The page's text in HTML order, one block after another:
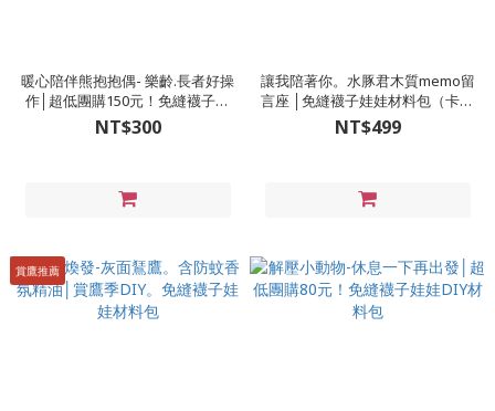
暖心陪伴熊抱抱偶- 樂齡.長者好操
作│超低團購150元！免縫襪子娃
娃DIY材料包
NT$300
讓我陪著你。水豚君木質memo留
言座 │免縫襪子娃娃材料包（卡皮
巴拉）
NT$499
賞鷹推薦